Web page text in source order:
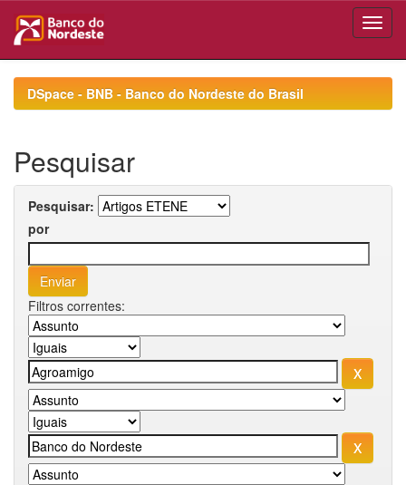
navigationDSpace - BNB - Banco do Nordeste do Brasil
Pesquisar
Pesquisar:
por
Filtros correntes: